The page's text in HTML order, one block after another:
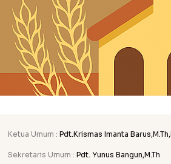
Ketua Umum : Pdt.Krismas Imanta
Sekretaris Umum : Pdt. Yunus Bangun,M.Th